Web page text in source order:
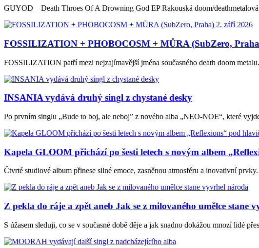
GUYOD – Death Throes Of A Drowning God EP Rakouská doom/
FOSSILIZATION + PHOBOCOSM + MŮRA (SubZero,
FOSSILIZATION patří mezi nejzajímavější jména současného death doom
INSANIA vydává druhý singl z chystané desky
Po prvním singlu „Bude to boj, ale neboj” z nového alba „NEO-NOE“, které
Kapela GLOOM přichází po šesti letech s novým albem
Čtvrté studiové album přinese silné emoce, zasněnou atmosféru a inovativní
Z pekla do ráje a zpět aneb Jak se z milovaného umělce stane
S úžasem sleduji, co se v současné době děje a jak snadno dokážou mnozí lidé